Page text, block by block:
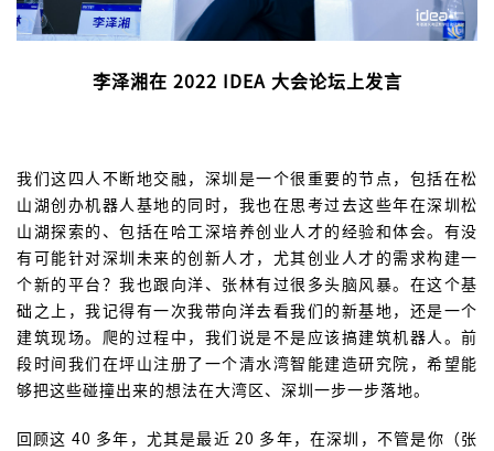
李泽湘在 2022 IDEA 大会论坛上发言
我们这四人不断地交融，深圳是一个很重要的节点，包括在松
山湖创办机器人基地的同时，我也在思考过去这些年在深圳松
山湖探索的、包括在哈工深培养创业人才的经验和体会。有没
有可能针对深圳未来的创新人才，尤其创业人才的需求构建一
个新的平台？我也跟向洋、张林有过很多头脑风暴。在这个基
础之上，我记得有一次我带向洋去看我们的新基地，还是一个
建筑现场。爬的过程中，我们说是不是应该搞建筑机器人。前
段时间我们在坪山注册了一个清水湾智能建造研究院，希望能
够把这些碰撞出来的想法在大湾区、深圳一步一步落地。
回顾这 40 多年，尤其是最近 20 多年，在深圳，不管是你（张